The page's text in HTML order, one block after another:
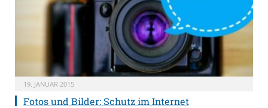
19. JANUAR 2015
Fotos und Bilder: Schutz im Internet